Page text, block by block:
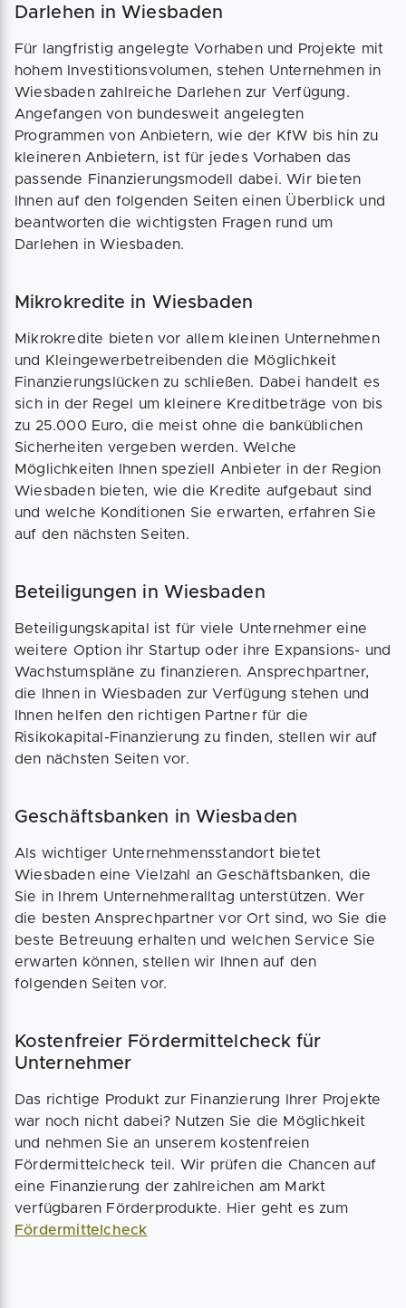
Darlehen in Wiesbaden
Für langfristig angelegte Vorhaben und Projekte mit
hohem Investitionsvolumen, stehen Unternehmen in
Wiesbaden zahlreiche Darlehen zur Verfügung.
Angefangen von bundesweit angelegten
Programmen von Anbietern, wie der KfW bis hin zu
kleineren Anbietern, ist für jedes Vorhaben das
passende Finanzierungsmodell dabei. Wir bieten
Ihnen auf den folgenden Seiten einen Überblick und
beantworten die wichtigsten Fragen rund um
Darlehen in Wiesbaden.
Mikrokredite in Wiesbaden
Mikrokredite bieten vor allem kleinen Unternehmen
und Kleingewerbetreibenden die Möglichkeit
Finanzierungslücken zu schließen. Dabei handelt es
sich in der Regel um kleinere Kreditbeträge von bis
zu 25.000 Euro, die meist ohne die banküblichen
Sicherheiten vergeben werden. Welche
Möglichkeiten Ihnen speziell Anbieter in der Region
Wiesbaden bieten, wie die Kredite aufgebaut sind
und welche Konditionen Sie erwarten, erfahren Sie
auf den nächsten Seiten.
Beteiligungen in Wiesbaden
Beteiligungskapital ist für viele Unternehmer eine
weitere Option ihr Startup oder ihre Expansions- und
Wachstumspläne zu finanzieren. Ansprechpartner,
die Ihnen in Wiesbaden zur Verfügung stehen und
Ihnen helfen den richtigen Partner für die
Risikokapital-Finanzierung zu finden, stellen wir auf
den nächsten Seiten vor.
Geschäftsbanken in Wiesbaden
Als wichtiger Unternehmensstandort bietet
Wiesbaden eine Vielzahl an Geschäftsbanken, die
Sie in Ihrem Unternehmeralltag unterstützen. Wer
die besten Ansprechpartner vor Ort sind, wo Sie die
beste Betreuung erhalten und welchen Service Sie
erwarten können, stellen wir Ihnen auf den
folgenden Seiten vor.
Kostenfreier Fördermittelcheck für
Unternehmer
Das richtige Produkt zur Finanzierung Ihrer Projekte
war noch nicht dabei? Nutzen Sie die Möglichkeit
und nehmen Sie an unserem kostenfreien
Fördermittelcheck teil. Wir prüfen die Chancen auf
eine Finanzierung der zahlreichen am Markt
verfügbaren Förderprodukte. Hier geht es zum
Fördermittelcheck